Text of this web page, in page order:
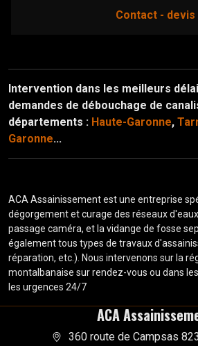
contact - devis
Intervention dans les meilleurs
demandes de débouchage de
départements : Haute-Garonne,
Garonne...
ACA Assainissement est une entreprise
dégorgement et curage des réseaux
passage caméra, et la vidange de fosse
également tous types de travaux
réparation, etc.). Nous intervenons sur la
montalbanaise sur rendez-vous ou dans
les urgences 24/7
ACA
360 route de Campsas